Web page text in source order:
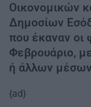
Οικονομικών
Δημοσίων
που έκαναν οι
Φεβρουάριο,
ή άλλων
{ad}